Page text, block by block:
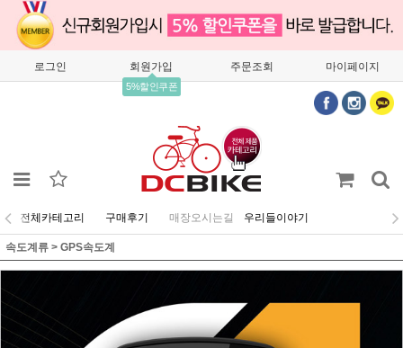
로그인 회원가입
5%할인쿠폰
주문조회 마이페이지
전체카테고리 구매후기 매장오시는길 우리들이야기
속도계류 > GPS속도계